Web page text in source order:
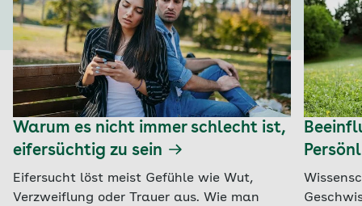
Warum es nicht immer schlecht ist,
eifersüchtig zu sein
Eifersucht löst meist Gefühle wie Wut,
Verzweiflung oder Trauer aus. Wie man